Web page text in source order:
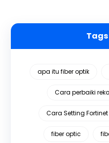
apa itu fiber optik
Cara perbaiki
Cara Setting Fortinet
fiber optic